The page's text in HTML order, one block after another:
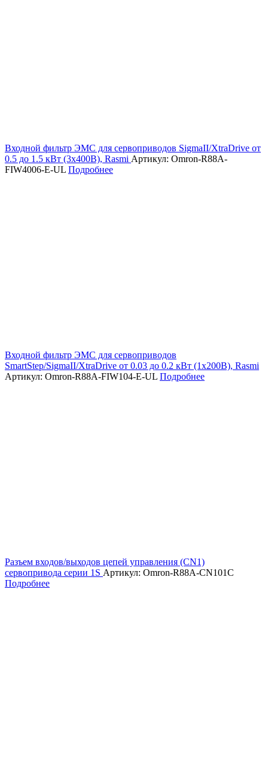
Входной фильтр ЭМС для сервоприводов SigmaII/XtraDrive от
0.5 до 1.5 кВт (3х400В), Rasmi Артикул: Omron-R88A-
FIW4006-E-UL Подробнее
Входной фильтр ЭМС для сервоприводов
SmartStep/SigmaII/XtraDrive от 0.03 до 0.2 кВт (1х200В), Rasmi
Артикул: Omron-R88A-FIW104-E-UL Подробнее
Разъем входов/выходов цепей управления (CN1)
сервопривода серии 1S Артикул: Omron-R88A-CN101C
Подробнее